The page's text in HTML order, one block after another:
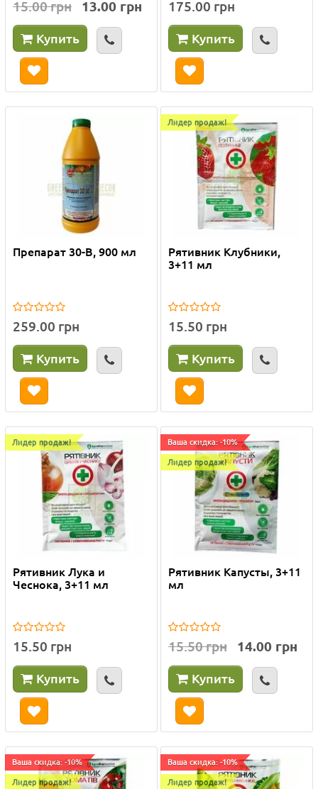
15.00 грн 13.00 грн
Купить
175.00 грн
Купить
Препарат 30-В, 900 мл
259.00 грн
Купить
Лидер продаж!
Рятивник Клубники,
3+11 мл
15.50 грн
Купить
Лидер продаж!
Рятивник Лука и
Чеснока, 3+11 мл
15.50 грн
Купить
Ваша скидка: -10%
Лидер продаж!
Рятивник Капусты, 3+11
мл
15.50 грн 14.00 грн
Купить
Ваша скидка: -10%
Лидер продаж!
Ваша скидка: -10%
Лидер продаж!